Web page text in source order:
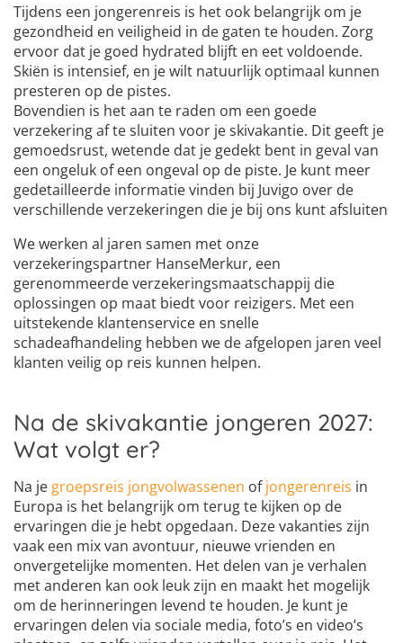
Tijdens een jongerenreis is het ook belangrijk om je
gezondheid en veiligheid in de gaten te houden. Zorg
ervoor dat je goed hydrated blijft en eet voldoende.
Skiën is intensief, en je wilt natuurlijk optimaal kunnen
presteren op de pistes.
Bovendien is het aan te raden om een goede
verzekering af te sluiten voor je skivakantie. Dit geeft je
gemoedsrust, wetende dat je gedekt bent in geval van
een ongeluk of een ongeval op de piste. Je kunt meer
gedetailleerde informatie vinden bij Juvigo over de
verschillende verzekeringen die je bij ons kunt afsluiten
We werken al jaren samen met onze
verzekeringspartner HanseMerkur, een
gerenommeerde verzekeringsmaatschappij die
oplossingen op maat biedt voor reizigers. Met een
uitstekende klantenservice en snelle
schadeafhandeling hebben we de afgelopen jaren veel
klanten veilig op reis kunnen helpen.
Na de skivakantie jongeren 2027:
Wat volgt er?
Na je groepsreis jongvolwassenen ofjongerenreis in
Europa is het belangrijk om terug te kijken op de
ervaringen die je hebt opgedaan. Deze vakanties zijn
vaak een mix van avontuur, nieuwe vrienden en
onvergetelijke momenten. Het delen van je verhalen
met anderen kan ook leuk zijn en maakt het mogelijk
om de herinneringen levend te houden. Je kunt je
ervaringen delen via sociale media, foto’s en video’s